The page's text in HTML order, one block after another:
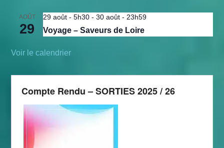
AOÛT
29
29 août - 5h30 -30 août - 23h59
Voyage – Saveurs de Loire
Voir le calendrier
Compte Rendu – SORTIES 2025 / 26